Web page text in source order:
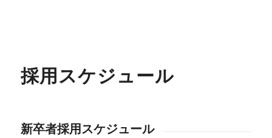
採用スケジュール
新卒者採用スケジュール